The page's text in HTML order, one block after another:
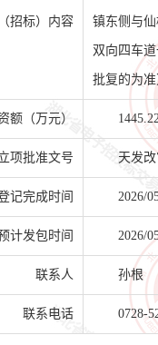
招标）内容 镇东侧与
双向四车
批复的为
额（万元）
项批准文号 天发
记完成时间 2026/
计发包时间 2026/
联系人 孙根
联系电话 0728-